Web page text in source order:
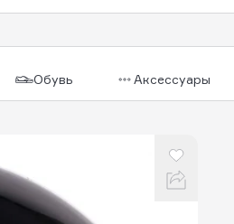
Обувь Аксессуары